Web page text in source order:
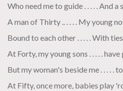
Who need me to guide . . . . . And a
A man of Thirty .. . . . . My young
Bound to each other . . . . . With
At Forty, my young sons . . . . .
But my woman's beside me . . . . .
At Fifty, once more, babies play